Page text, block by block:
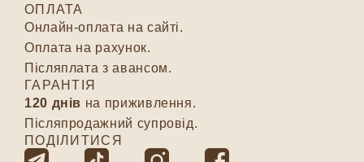
ОПЛАТА
Онлайн-оплата на сайті.
Оплата на рахунок.
Післяплата з авансом.
ГАРАНТІЯ
120 днів на приживлення.
Післяпродажний супровід.
ПОДІЛИТИСЯ